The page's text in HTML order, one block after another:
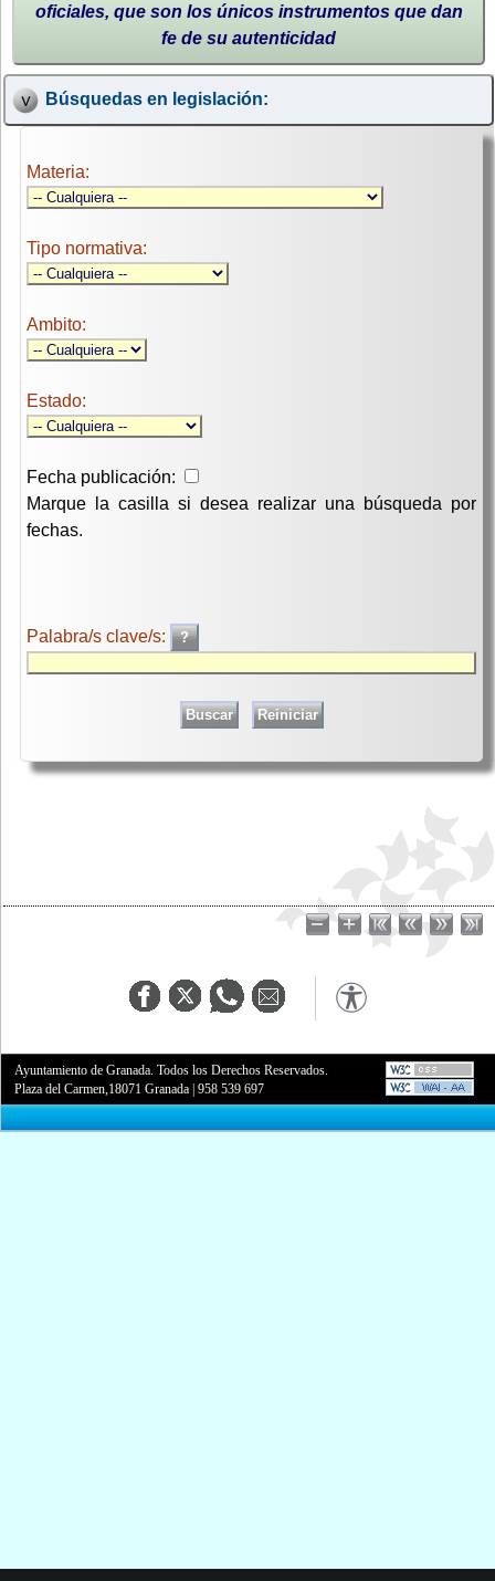
oficiales, que son los únicos instrumentos que dan
fe de su autenticidad
Búsquedas en legislación:
Materia:
Tipo normativa:
Ambito:
Estado:
Fecha publicación:
Marque la casilla si desea realizar una búsqueda por
fechas.
Palabra/s clave/s:
Ayuntamiento de Granada. Todos los Derechos Reservados.
Plaza del Carmen,18071 Granada |958 539 697